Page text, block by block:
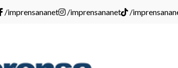
/imprensananet /imprensananet /